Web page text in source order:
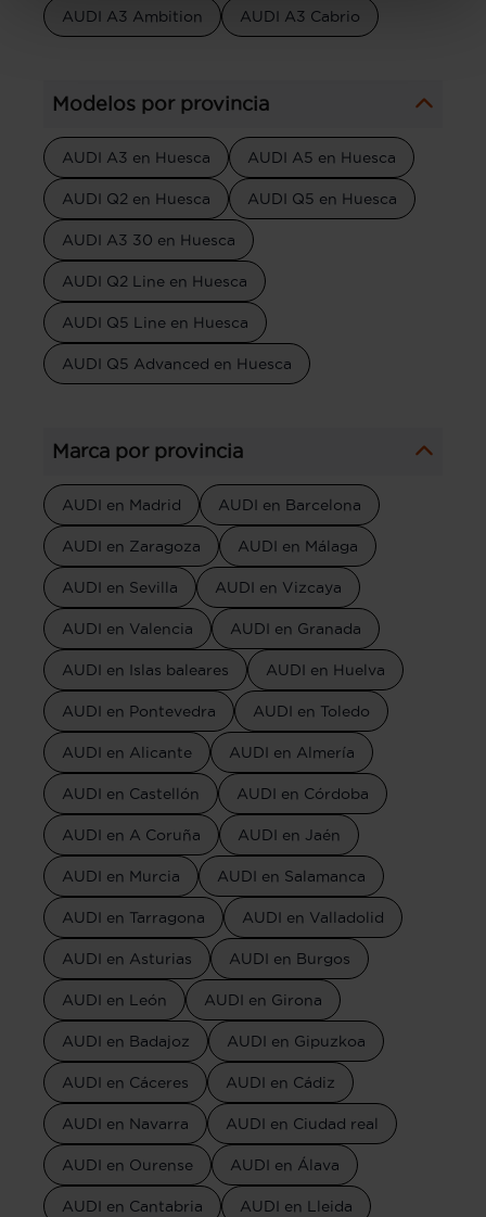
AUDI A3 Ambition AUDI A3 Cabrio
Modelos por provincia
AUDI A3 en Huesca AUDI A5 en Huesca
AUDI Q2 en Huesca AUDI Q5 en Huesca
AUDI A3 30 en Huesca
AUDI Q2 Line en Huesca
AUDI Q5 Line en Huesca
AUDI Q5 Advanced en Huesca
Marca por provincia
AUDI en Madrid AUDI en Barcelona
AUDI en Zaragoza AUDI en Málaga
AUDI en Sevilla AUDI en Vizcaya
AUDI en Valencia AUDI en Granada
AUDI en Islas baleares AUDI en Huelva
AUDI en Pontevedra AUDI en Toledo
AUDI en Alicante AUDI en Almería
AUDI en Castellón AUDI en Córdoba
AUDI en A Coruña AUDI en Jaén
AUDI en Murcia AUDI en Salamanca
AUDI en Tarragona AUDI en Valladolid
AUDI en Asturias AUDI en Burgos
AUDI en León AUDI en Girona
AUDI en Badajoz AUDI en Gipuzkoa
AUDI en Cáceres AUDI en Cádiz
AUDI en Navarra AUDI en Ciudad real
AUDI en Ourense AUDI en Álava
AUDI en Cantabria AUDI en Lleida